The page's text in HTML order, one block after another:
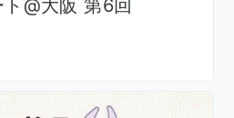
@大阪 第6回